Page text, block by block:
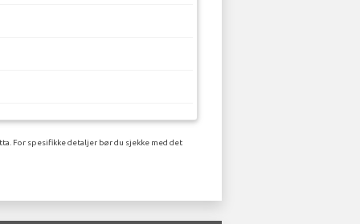
For spesifikke detaljer bør du sjekke med det